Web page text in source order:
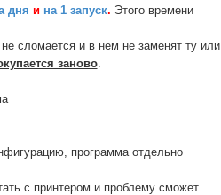
дня и на 1 запуск. Этого времени
сломается и в нем не заменят ту или
заново.
программа отдельно
с принтером и проблему сможет